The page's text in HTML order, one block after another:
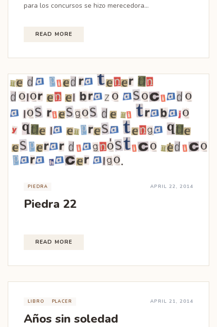
para los concursos se hizo merecedora...
READ MORE
PIEDRA APRIL 22, 2014
Piedra 22
READ MORE
LIBRO PLACER APRIL 21, 2014
Años sin soledad